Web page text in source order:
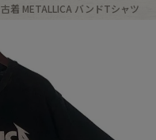
マイページ
International Shipping
古着 METALLICA バンドTシャツ